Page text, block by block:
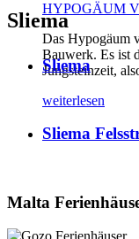
HYPOGÄUM
Das Hypogäum
Bauwerk. Es ist
Jungsteinzeit,
weiterlesen
Sliema
Sliema
Sliema
Malta